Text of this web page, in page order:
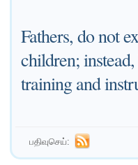
Fathers, do not
children;
training and
பதிவுசெய்: